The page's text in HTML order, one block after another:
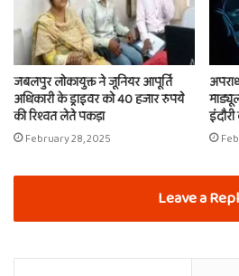
जबलपुर लोकायुक्त ने जूनियर आपूर्ति
अधिकारी के ड्राइवर को 40 हजार रुपये
की रिश्वत लेते पकड़ा
February 28, 2025
Leave a